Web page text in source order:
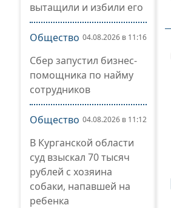
вытащили и избили его
Общество 04.08.2026 в 11:16
Сбер запустил бизнес-
помощника по найму
сотрудников
Общество 04.08.2026 в 11:12
В Курганской области
суд взыскал 70 тысяч
рублей с хозяина
собаки, напавшей на
ребенка